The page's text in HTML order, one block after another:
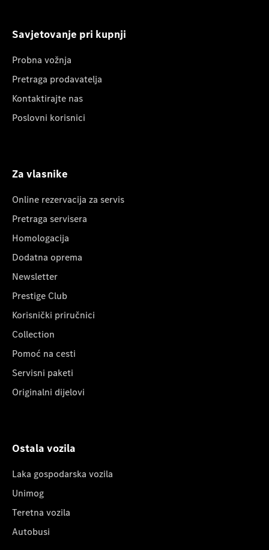
Savjetovanje pri kupnji
Probna vožnja
Pretraga prodavatelja
Kontaktirajte nas
Poslovni korisnici
Za vlasnike
Online rezervacija za servis
Pretraga servisera
Homologacija
Dodatna oprema
Newsletter
Prestige Club
Korisnički priručnici
Collection
Pomoć na cesti
Servisni paketi
Originalni dijelovi
Ostala vozila
Laka gospodarska vozila
Unimog
Teretna vozila
Autobusi